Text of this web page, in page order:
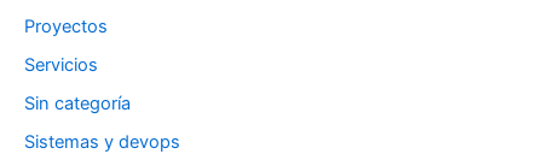
Proyectos
Servicios
Sin categoría
Sistemas y devops